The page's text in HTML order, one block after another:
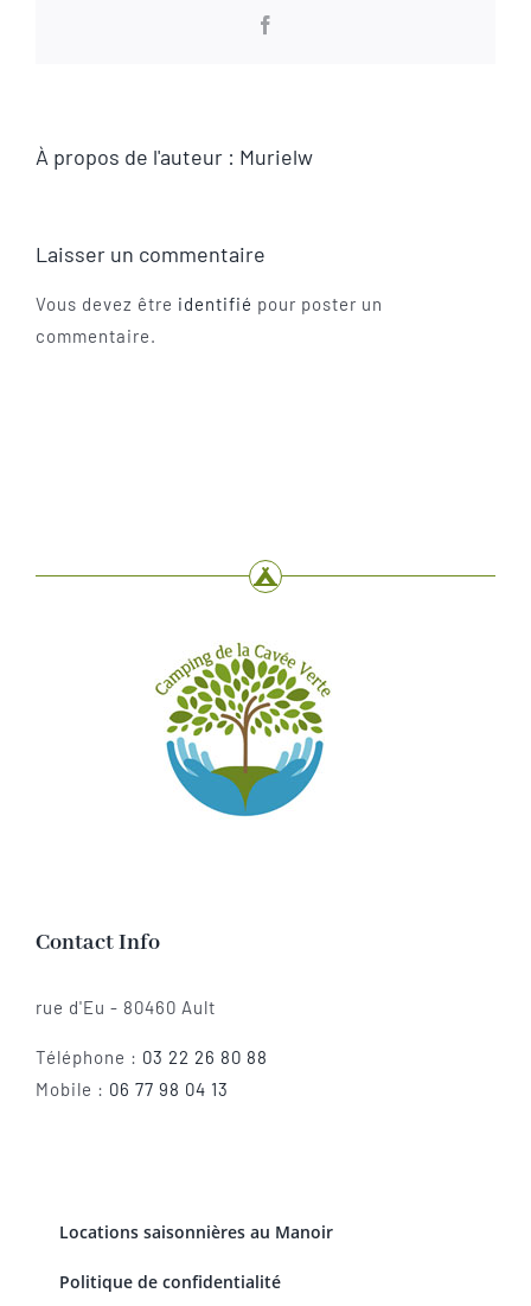
À propos de l'auteur : Murielw
Laisser un commentaire
Vous devez être identifié pour poster un
commentaire.
Contact Info
rue d'Eu - 80460 Ault
Téléphone : 03 22 26 80 88
Mobile : 06 77 98 04 13
Locations saisonnières au Manoir
Politique de confidentialité